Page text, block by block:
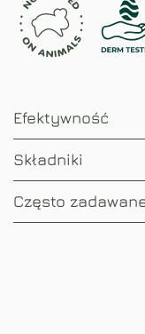
Efektywność
Składniki
Często